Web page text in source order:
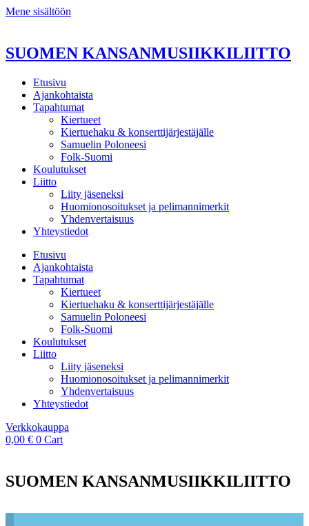
Mene sisältöön
SUOMEN KANSANMUSIIKKILIITTO
Etusivu
Ajankohtaista
Tapahtumat
Kiertueet
Kiertuehaku & konserttijärjestäjälle
Samuelin Poloneesi
Folk-Suomi
Koulutukset
Liitto
Liity jäseneksi
Huomionosoitukset ja pelimannimerkit
Yhdenvertaisuus
Yhteystiedot
Etusivu
Ajankohtaista
Tapahtumat
Kiertueet
Kiertuehaku & konserttijärjestäjälle
Samuelin Poloneesi
Folk-Suomi
Koulutukset
Liitto
Liity jäseneksi
Huomionosoitukset ja pelimannimerkit
Yhdenvertaisuus
Yhteystiedot
Verkkokauppa
0,00 € 0 Cart
SUOMEN KANSANMUSIIKKILIITTO